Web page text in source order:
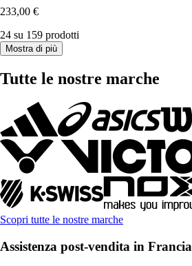
233,00 €
24 su 159 prodotti
Mostra di più
Tutte le nostre marche
Scopri tutte le nostre marche
Assistenza post-vendita in Francia